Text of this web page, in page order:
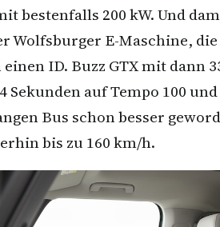
bestenfalls 200 kW. Und
E-Maschine, die
ID. Buzz GTX mit dann
auf Tempo 100
Bus schon besser
bis zu 160 km/h.